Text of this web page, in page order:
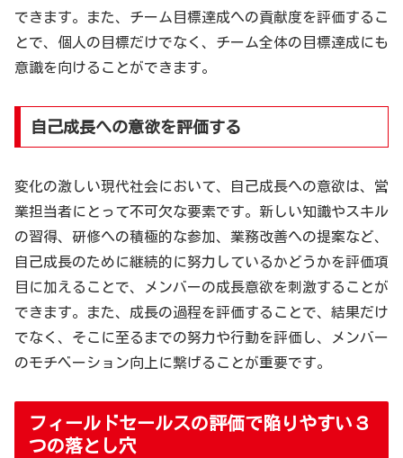
できます。また、チーム目標達成への貢献度を評価するこ
とで、個人の目標だけでなく、チーム全体の目標達成にも
意識を向けることができます。
自己成長への意欲を評価する
変化の激しい現代社会において、自己成長への意欲は、営
業担当者にとって不可欠な要素です。新しい知識やスキル
の習得、研修への積極的な参加、業務改善への提案など、
自己成長のために継続的に努力しているかどうかを評価項
目に加えることで、メンバーの成長意欲を刺激することが
できます。また、成長の過程を評価することで、結果だけ
でなく、そこに至るまでの努力や行動を評価し、メンバー
のモチベーション向上に繋げることが重要です。
フィールドセールスの評価で陥りやすい３
つの落とし穴